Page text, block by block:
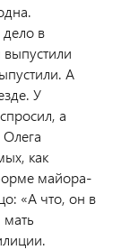
дело в
А
У
а
как
майора-
«А что, он в